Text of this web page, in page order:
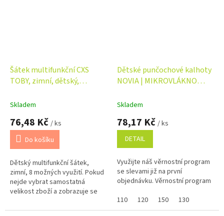
Šátek multifunkční CXS
TOBY, zimní, dětský,
Skladem
76,48 Kč / ks
Do košíku
Dětský multifunkční šátek,
zimní, 8 možných využití. Pokud
nejde vybrat samostatná
velikost zboží a zobrazuje se
poznámky na konci
Dětské punčochové kalhoty
NOVIA | MIKROVLÁKNO
fialová
Skladem
78,17 Kč / ks
DETAIL
Využijte náš věrnostní program
se slevami již na první
objednávku. Věrnostní program
110
120 150 130